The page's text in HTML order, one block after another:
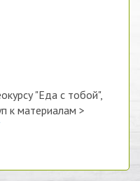
"Еда с тобой",
к материалам >